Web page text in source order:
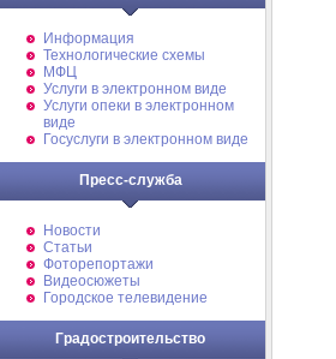
Информация
Технологические схемы
МФЦ
Услуги в электронном виде
Услуги опеки в электронном
виде
Госуслуги в электронном виде
Пресс-служба
Новости
Статьи
Фоторепортажи
Видеосюжеты
Городское телевидение
Градостроительство